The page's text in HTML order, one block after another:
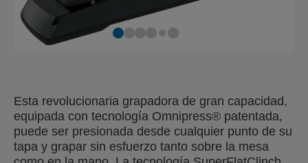
Esta revolucionaria grapadora de gran capacidad,
equipada con tecnología Omnipress® patentada,
puede ser presionada desde cualquier punto de su
tapa y grapar sin esfuerzo tanto sobre la mesa